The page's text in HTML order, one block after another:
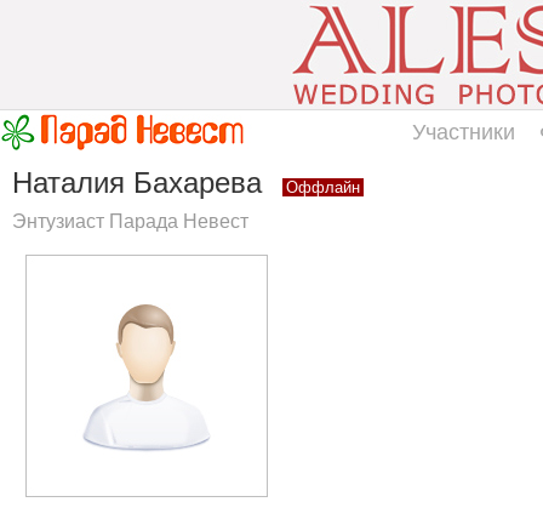
Участники
Наталия Бахарева Оффлайн
Энтузиаст Парада Невест